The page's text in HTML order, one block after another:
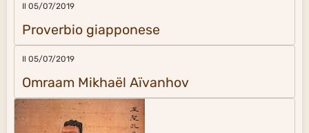
Il 05/07/2019
Proverbio giapponese
Il 05/07/2019
Omraam Mikhaël Aïvanhov